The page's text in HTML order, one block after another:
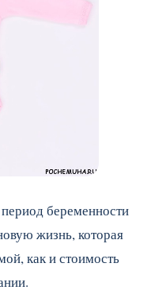
беременности
жизнь, которая
как и стоимость